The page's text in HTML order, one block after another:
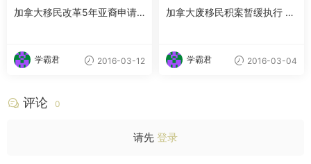
加拿大移民改革5年亚裔申请
学霸君 2016-03-12
加拿大废移民积案暂缓执行 是
学霸君 2016-03-04
评论 0
请先 登录